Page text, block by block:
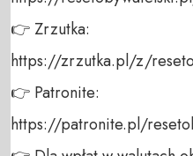
👉 Zrzutka:
https://zrzutka.pl/z/
👉 Patronite:
https://patronite.pl/